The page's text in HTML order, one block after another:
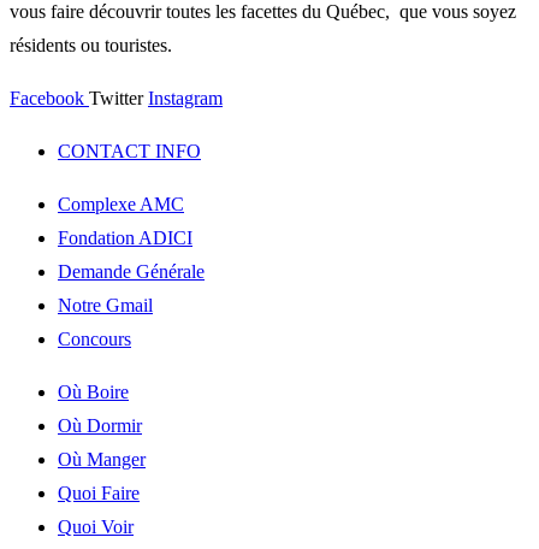
vous faire découvrir toutes les facettes du Québec, que vous soyez
résidents ou touristes.
Facebook Twitter Instagram
CONTACT INFO
Complexe AMC
Fondation ADICI
Demande Générale
Notre Gmail
Concours
Où Boire
Où Dormir
Où Manger
Quoi Faire
Quoi Voir